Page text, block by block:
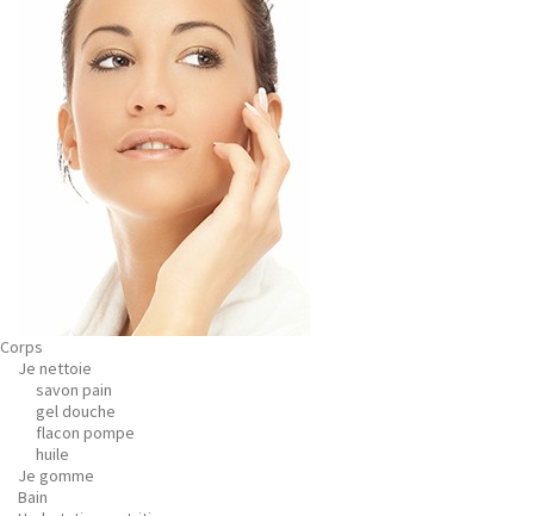
Corps
Je nettoie
savon pain
gel douche
flacon pompe
huile
Je gomme
Bain